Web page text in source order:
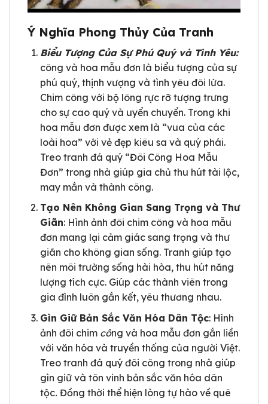
Ý Nghĩa Phong Thủy Của Tranh
Biểu Tượng Của Sự Phú Quý và Tình Yêu:
công và hoa mẫu đơn là biểu tượng của sự
phú quý, thịnh vượng và tình yêu đôi lứa.
Chim công với bộ lông rực rỡ tượng trưng
cho sự cao quý và uyển chuyển. Trong khi
hoa mẫu đơn được xem là “vua của các
loài hoa” với vẻ đẹp kiêu sa và quý phái.
Treo tranh đá quý “Đôi Công Hoa Mẫu
Đơn” trong nhà giúp gia chủ thu hút tài lộc,
may mắn và thành công.
Tạo Nên Không Gian Sang Trọng và Thư
Giãn: Hình ảnh đôi chim công và hoa mẫu
đơn mang lại cảm giác sang trọng và thư
giãn cho không gian sống. Tranh giúp tạo
nên môi trường sống hài hòa, thu hút năng
lượng tích cực. Giúp các thành viên trong
gia đình luôn gắn kết, yêu thương nhau.
Gìn Giữ Bản Sắc Văn Hóa Dân Tộc: Hình
ảnh đôi chim công và hoa mẫu đơn gắn liền
với văn hóa và truyền thống của người Việt.
Treo tranh đá quý đôi công trong nhà giúp
gìn giữ và tôn vinh bản sắc văn hóa dân
tộc.Đồng thời thể hiện lòng tự hào về quê